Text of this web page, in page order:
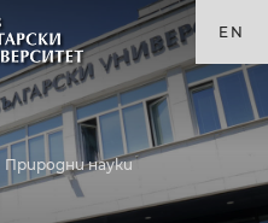
EN
Природни науки